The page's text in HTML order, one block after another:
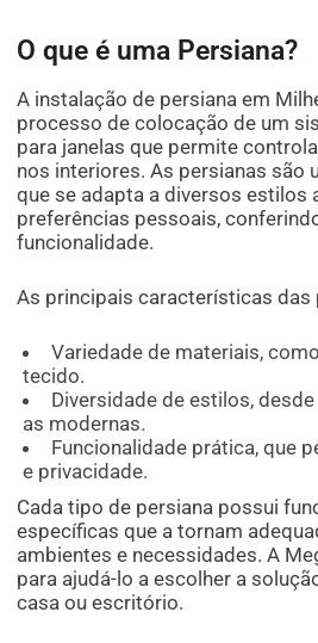
O que é uma Persiana?
A instalação de persiana em
processo de colocação de um
para janelas que permite
nos interiores. As persianas são
que se adapta a diversos estilos
preferências pessoais,
funcionalidade.
As principais características das
Variedade de materiais,
tecido.
Diversidade de estilos,
as modernas.
Funcionalidade prática, que
e privacidade.
Cada tipo de persiana possui
específicas que a tornam
ambientes e necessidades. A
para ajudá-lo a escolher a
casa ou escritório.